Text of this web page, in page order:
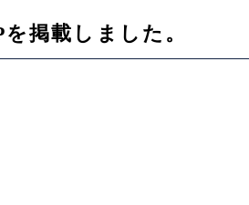
掲載しました。